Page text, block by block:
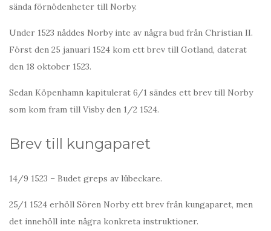
sända förnödenheter till Norby.
Under 1523 nåddes Norby inte av några bud från Christian II.
Först den 25 januari 1524 kom ett brev till Gotland, daterat
den 18 oktober 1523.
Sedan Köpenhamn kapitulerat 6/1 sändes ett brev till Norby
som kom fram till Visby den 1/2 1524.
Brev till kungaparet
14/9 1523 – Budet greps av lübeckare.
25/1 1524 erhöll Sören Norby ett brev från kungaparet, men
det innehöll inte några konkreta instruktioner.